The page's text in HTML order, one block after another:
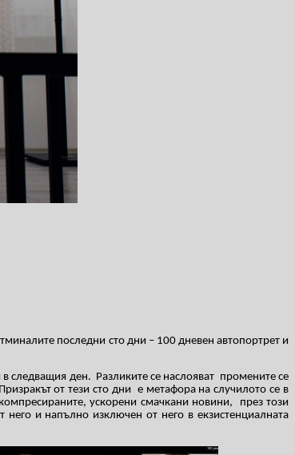
последни сто дни – 100 дневен автопортрет и
следващия ден. Разликите се наслояват промените се
от тези сто дни е метафора на случилото се в
ускорени смачкани новини,
през този
и напълно изключен от него в екзистенциалната